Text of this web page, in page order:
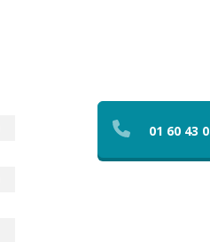
01 60 43